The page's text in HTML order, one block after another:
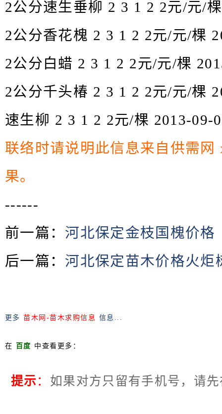
2公分速生垂柳 2 3 1 2 2元/元/
2公分香花槐 2 3 1 2 2元/元/棵
2公分白蜡 2 3 1 2 2元/元/棵
2公分千头椿 2 3 1 2 2元/元/棵
速生柳 2 3 1 2 2元/棵 2013-09-
联络时请说明此信息来自供需网
果。
------
前一篇： 河北保定金枝国槐价格
后一篇： 河北保定苗木价格火炬
更多苗木网-苗木求购信息 信息...
在 百度 中查看更多：
提示： 如果对方只留有手机号，请